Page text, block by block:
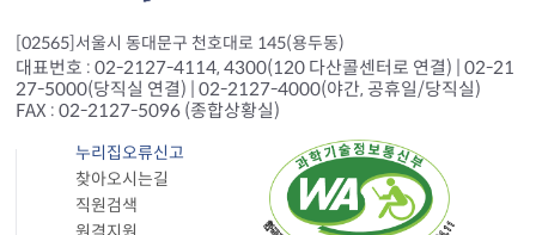
[02565]서울시 동대문구 천호대로 145(용두동)
대표번호 : 02-2127-4114, 4300(120 다산콜센터로 연결) | 02-21
27-5000(당직실 연결) | 02-2127-4000(야간, 공휴일/당직실)
FAX : 02-2127-5096 (종합상황실)
누리집오류신고
찾아오시는길
직원검색